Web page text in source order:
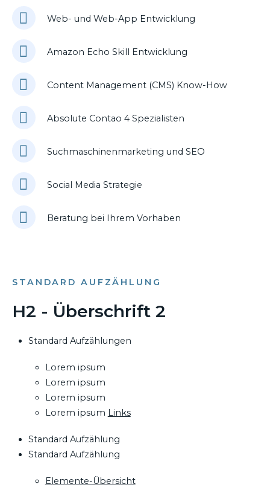
Web- und Web-App Entwicklung
Amazon Echo Skill Entwicklung
Content Management (CMS) Know-How
Absolute Contao 4 Spezialisten
Suchmaschinenmarketing und SEO
Social Media Strategie
Beratung bei Ihrem Vorhaben
STANDARD AUFZÄHLUNG
H2 - Überschrift 2
Standard Aufzählungen
Lorem ipsum
Lorem ipsum
Lorem ipsum
Lorem ipsum Links
Standard Aufzählung
Standard Aufzählung
Elemente-Übersicht